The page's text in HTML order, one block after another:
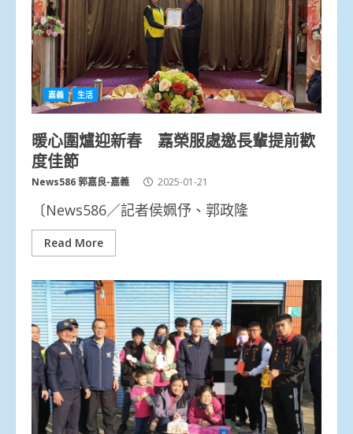
嘉義 生活
暖心圍爐迎新春 嘉榮服處邀長輩提前歡
度佳節
News586 郭嘉良-嘉義 2025-01-21
〔News586／記者侯姵伃、郭政隆
Read More